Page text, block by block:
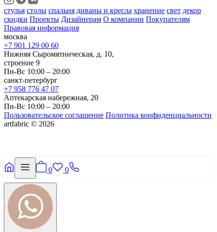
стулья столы спальня диваны и кресла хранение свет декор
скидки Проекты Дизайнерам О компании Покупателям
Правовая информация
москва
+7 901 129 00 60
Нижняя Сыромятническая, д. 10,
строение 9
Пн-Вс 10:00 – 20:00
санкт-петербург
+7 958 776 47 07
Аптекарская набережная, 20
Пн-Вс 10:00 – 20:00
Пользовательское соглашение Политика конфиденциальности
artfabric © 2026
0 0